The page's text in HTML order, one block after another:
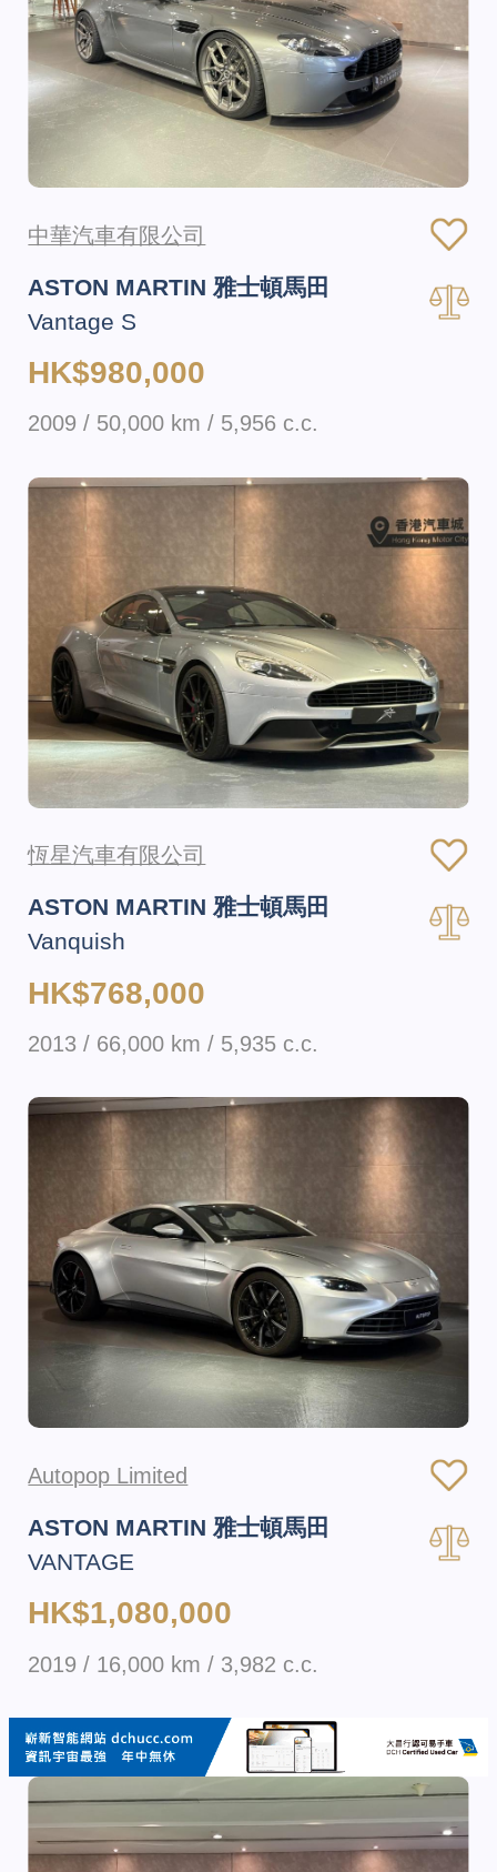
中華汽車有限公司
ASTON MARTIN 雅士頓馬田
Vantage S
HK$980,000
2009 / 50,000 km / 5,956 c.c.
恆星汽車有限公司
ASTON MARTIN 雅士頓馬田
Vanquish
HK$768,000
2013 / 66,000 km / 5,935 c.c.
Autopop Limited
ASTON MARTIN 雅士頓馬田
VANTAGE
HK$1,080,000
2019 / 16,000 km / 3,982 c.c.